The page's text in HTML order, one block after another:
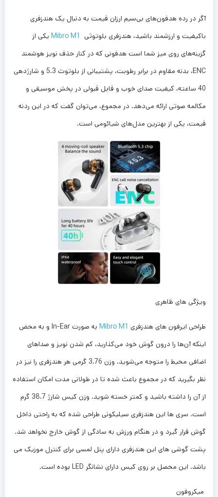
آگر در رده هدفون‌های بی‌سیم ارزان قیمت به دنبال یک هندزفری
باکیفیت و ارزشمند باشید، هندزفری بلوتوثی Mibro M1 یکی از
گزینه‌های روی میز شما است هدفونی که در کنار حذف نویز هوشمند
ENC، بدنه مقاوم در برابر رطوبت، پشتیبانی از بلوتوث 5.3 و شارژدهی
40 ساعته، کیفیت صدای خوب و قابل قبولی در پخش موسیقی و
مکالمه صوتی ارائه می‌دهد. در مجموع، می‌توان گفت که در این ردنه
قیمت، یکی از بهترین مدل‌های شیائومی است.
ویژگی های ظاهری
طراحی ایرفون های هندزفری Mibro M1
به صورت In-Ear و به محض
اینکه آن‌ها را درون گوش خود می‌کذارید، کم شدن نویز و صداهای
اضافی محیط را متوجه می‌شوید. وزن 3.76 گرمی هر هندزفری را نیز در
نظر بگیرید که در مجموع باعث شده تا در طولانی مدت امکان استفاده
از آن را داشته باشید و کمتر خسته شوید. وزن کیس شارژ 38.7 گرم
است. سری ها این هندزفری سیلیکونی طراحی شده که به راحتی داخل
گوش قرار گیرد و در هنگام ورزش به سادگی از گوش خارج نخواهد شد.
پشت گوشی های این هندزفری دارای پنل لمسی برای کنترل موزیک می
باشد. این محصل بر روی کیس دارای نشانگر LED بوده است.
میکروفون